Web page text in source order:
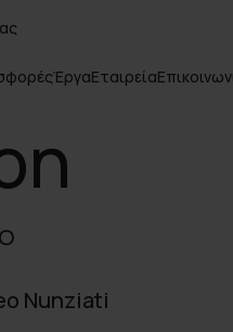
ΈργαΕταιρεία
Nunziati